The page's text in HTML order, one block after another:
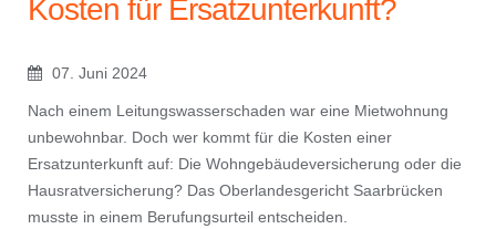
Kosten für Ersatzunterkunft?
07. Juni 2024
Nach einem Leitungswasserschaden war eine Mietwohnung
unbewohnbar. Doch wer kommt für die Kosten einer
Ersatzunterkunft auf: Die Wohngebäudeversicherung oder die
Hausratversicherung? Das Oberlandesgericht Saarbrücken
musste in einem Berufungsurteil entscheiden.